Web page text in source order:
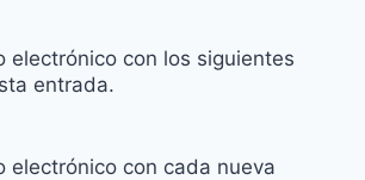
electrónico con los siguientes
entrada.
electrónico con cada nueva